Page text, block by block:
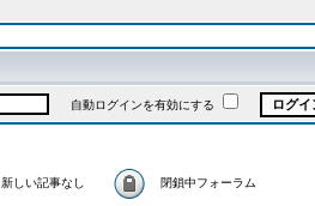
自動ログインを有効にする
新しい記事なし 閉鎖中フォーラム